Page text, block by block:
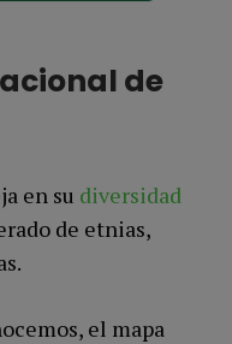
de
en su diversidad
de etnias,
el mapa